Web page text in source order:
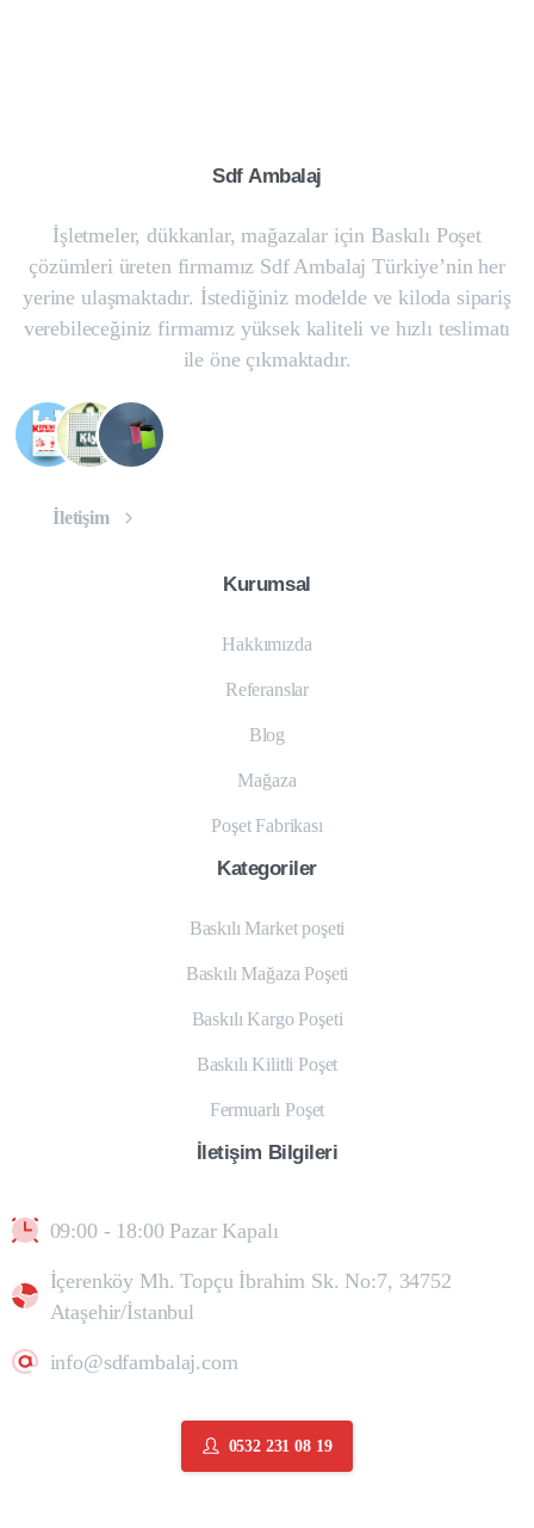
Sdf Ambalaj
İşletmeler, dükkanlar, mağazalar için Baskılı Poşet
çözümleri üreten firmamız Sdf Ambalaj Türkiye’nin her
yerine ulaşmaktadır. İstediğiniz modelde ve kiloda sipariş
verebileceğiniz firmamız yüksek kaliteli ve hızlı teslimatı
ile öne çıkmaktadır.
İletişim
Kurumsal
Hakkımızda
Referanslar
Blog
Mağaza
Poşet Fabrikası
Kategoriler
Baskılı Market poşeti
Baskılı Mağaza Poşeti
Baskılı Kargo Poşeti
Baskılı Kilitli Poşet
Fermuarlı Poşet
İletişim Bilgileri
09:00 - 18:00 Pazar Kapalı
İçerenköy Mh. Topçu İbrahim Sk. No:7, 34752
Ataşehir/İstanbul
info@sdfambalaj.com
0532 231 08 19